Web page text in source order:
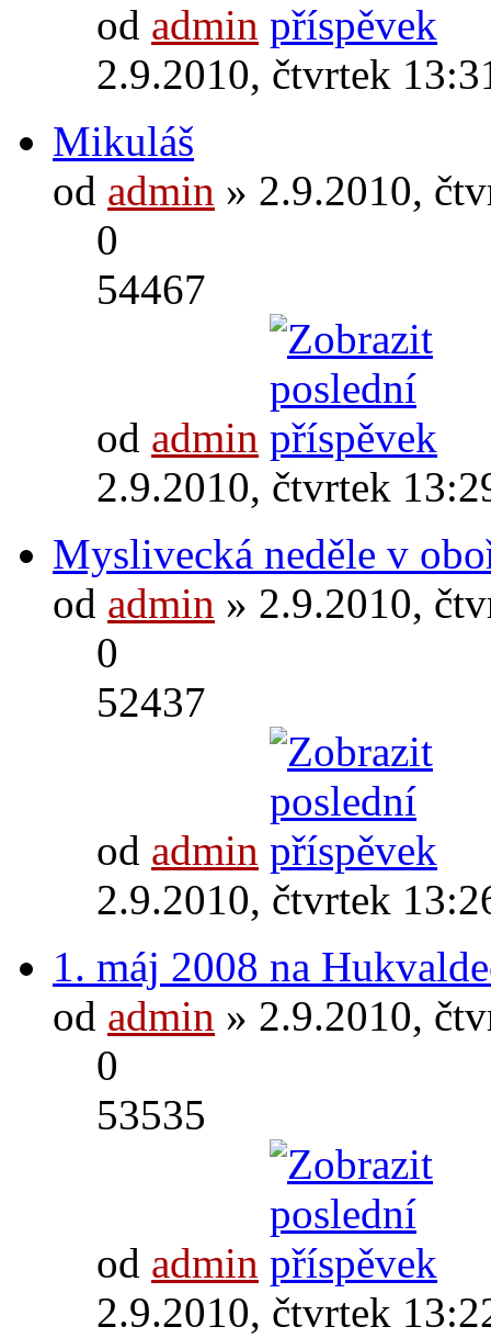
od admin
2.9.2010, čtvrtek
Mikuláš
od admin » 2.9.2010,
0
54467
od admin
2.9.2010, čtvrtek
Myslivecká neděle v
od admin » 2.9.2010,
0
52437
od admin
2.9.2010, čtvrtek
1. máj 2008 na
od admin » 2.9.2010,
0
53535
od admin
2.9.2010, čtvrtek